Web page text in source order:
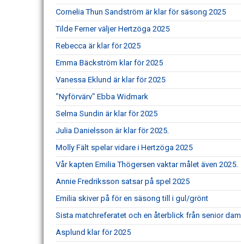
Cornelia Thun Sandström är klar för säsong 2025
Tilde Ferner väljer Hertzöga 2025
Rebecca är klar för 2025
Emma Bäckström klar för 2025
Vanessa Eklund är klar för 2025
"Nyförvärv" Ebba Widmark
Selma Sundin är klar för 2025
Julia Danielsson är klar för 2025.
Molly Fält spelar vidare i Hertzöga 2025
Vår kapten Emilia Thögersen vaktar målet även 2025.
Annie Fredriksson satsar på spel 2025
Emilia skiver på för en säsong till i gul/grönt
Sista matchreferatet och en återblick från senior dam
Asplund klar för 2025